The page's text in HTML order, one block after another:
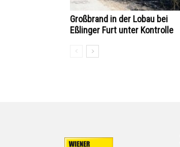
Großbrand in der Lobau bei
Eßlinger Furt unter Kontrolle